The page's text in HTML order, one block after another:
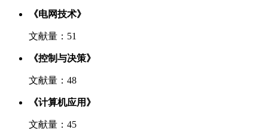
《电网技术》
文献量：51
《控制与决策》
文献量：48
《计算机应用》
文献量：45